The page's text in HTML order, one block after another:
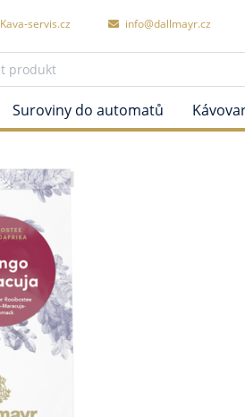
Kava-servis.cz info@dallmayr.cz
Suroviny do automatů